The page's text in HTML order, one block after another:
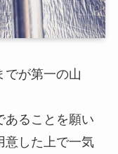
でが第一の山
あることを願い
意した上で一気